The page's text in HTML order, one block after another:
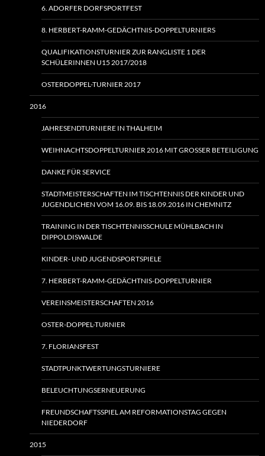
6. ADORFER DORFSPORTFEST
8. HERBERT-RAMM-GEDÄCHTNIS-DOPPELTURNIERS
QUALIFIKATIONSTURNIER ZUR RANGLISTE 1 DER
SCHÜLERINNEN U15 2017/2018
OSTERDOPPEL-TURNIER 2017
2016
JAHRESENDTURNIERE IN THALHEIM
WEIHNACHTSDOPPELTURNIER 2016 MIT GROSSER BETEILIGUNG
DANKE FÜR SERVICE
STADTMEISTERSCHAFTEN IM TISCHTENNIS DER KINDER UND
JUGENDLICHEN VOM 16.09. BIS 18.09.2016 IN CHEMNITZ
TRAINING IN DER TISCHTENNISSCHULE MÜHLBACH IN
DIPPOLDISWALDE
KINDER- UND JUGENDSPORTSPIELE
7. HERBERT-RAMM-GEDÄCHTNIS-DOPPELTURNIER
VEREINSMEISTERSCHAFTEN 2016
OSTER-DOPPEL-TURNIER
7. FLORIANSFEST
STADTPUNKTWERTUNGSTURNIERE
BELEUCHTUNGSERNEUERUNG
FREUNDSCHAFTSSPIEL AM REFORMATIONSTAG GEGEN
NIEDERDORF
2015